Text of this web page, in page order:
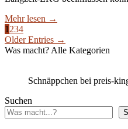
Mehr lesen →
1 234
Older Entries →
Was macht? Alle Kategorien
Schnäppchen bei preis-
Suchen